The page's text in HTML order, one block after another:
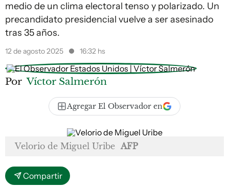
medio de un clima electoral tenso y polarizado. Un
precandidato presidencial vuelve a ser asesinado
tras 35 años.
12 de agosto 2025 16:32 hs
Por Víctor Salmerón
Agregar El Observador en
Velorio de Miguel Uribe AFP
Compartir